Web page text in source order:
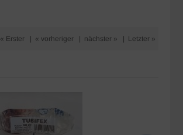
« Erster « vorheriger nächster » Letzter »